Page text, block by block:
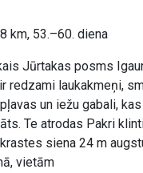
km, 53.–60. diena
Jūrtakas posms
redzami laukakmeņi,
un iežu gabali,
Te atrodas Pakri
siena 24 m
vietām